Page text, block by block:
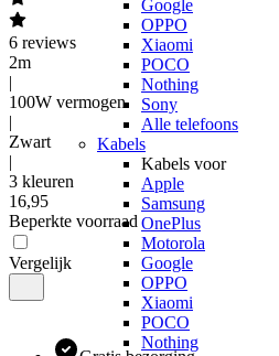
Google
OPPO
Xiaomi
POCO
Nothing
Sony
Alle telefoons
Kabels
Kabels voor
Apple
Samsung
OnePlus
Motorola
Google
OPPO
Xiaomi
POCO
Nothing
6 reviews
2m
|
100W vermogen
|
Zwart
|
3 kleuren
16,95
Beperkte voorraad
Vergelijk